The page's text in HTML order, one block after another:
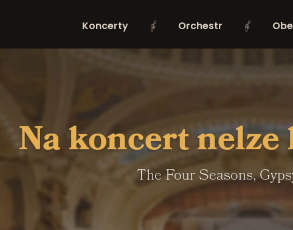
Koncerty Orchestr
Na koncert
The Four Seasons,